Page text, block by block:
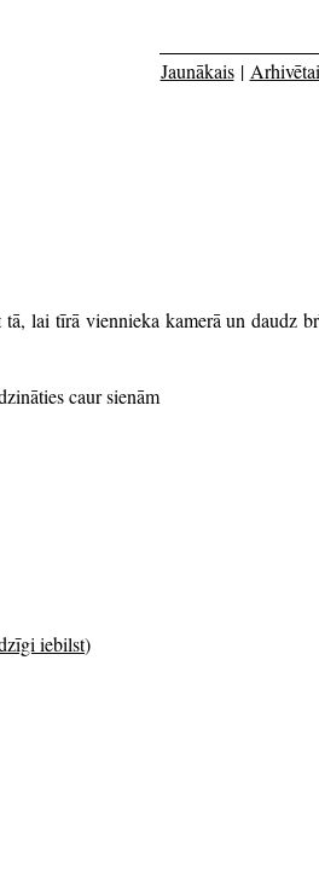
Jaunākais|
lai tīrā viennieka kamerā un daudz
caur sienām
iebilst)